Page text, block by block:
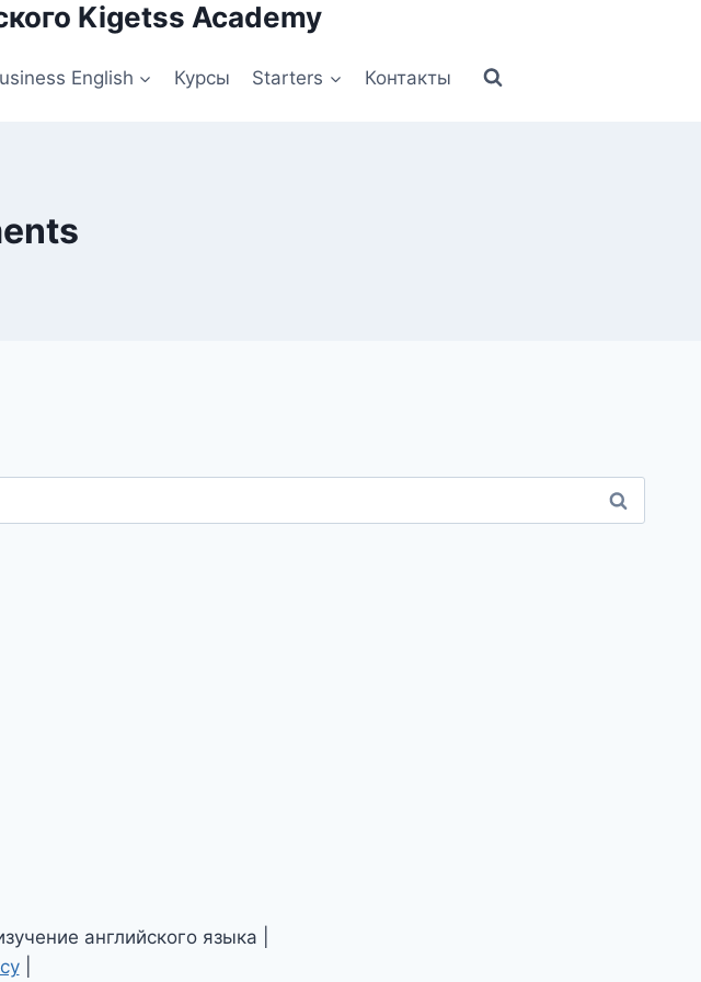
Kigetss Academy
English Курсы Starters Контакты
английского языка |
|